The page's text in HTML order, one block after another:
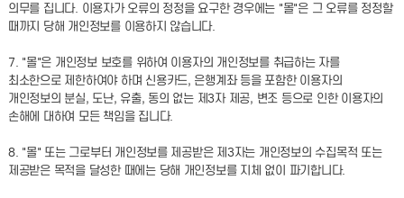
의무를 집니다. 이용자가 오류의 정정을 요구한 경우에는 "몰"은 그 오류를 정정할
때까지 당해 개인정보를 이용하지 않습니다.
7. "몰"은 개인정보 보호를 위하여 이용자의 개인정보를 취급하는 자를
최소한으로 제한하여야 하며 신용카드, 은행계좌 등을 포함한 이용자의
개인정보의 분실, 도난, 유출, 동의 없는 제3자 제공, 변조 등으로 인한 이용자의
손해에 대하여 모든 책임을 집니다.
8. "몰" 또는 그로부터 개인정보를 제공받은 제3자는 개인정보의 수집목적 또는
제공받은 목적을 달성한 때에는 당해 개인정보를 지체 없이 파기합니다.